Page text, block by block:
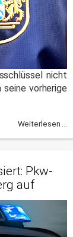
nicht
vorherige
Weiterlesen ...
Pkw-
auf